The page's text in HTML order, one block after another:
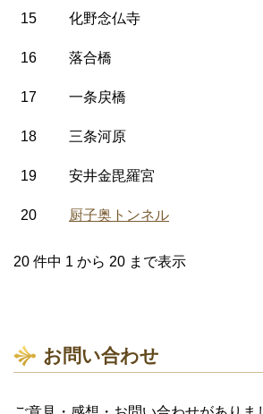
15 化野念仏寺
16 落合橋
17 一条戻橋
18 三条河原
19 安井金毘羅宮
20 厨子奥トンネル
20 件中 1 から 20 まで表示
お問い合わせ